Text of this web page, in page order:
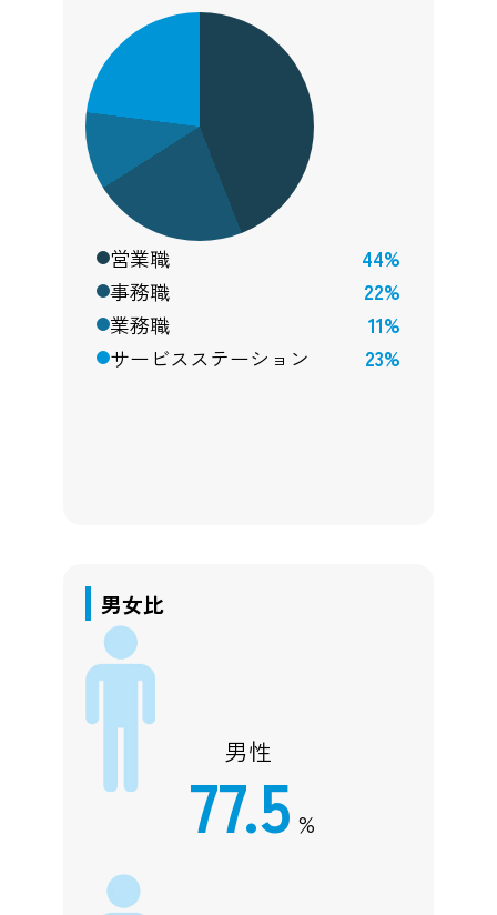
営業職
44%
事務職
22%
業務職
11%
サービスステーション
23%
男女比
男性
77.5 %